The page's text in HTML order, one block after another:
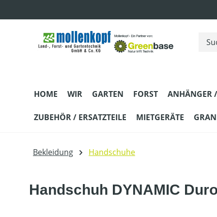
HOME WIR GARTEN FORST ANHÄNGER
ZUBEHÖR / ERSATZTEILE MIETGERÄTE
Bekleidung Handschuhe
Handschuh DYNAMIC